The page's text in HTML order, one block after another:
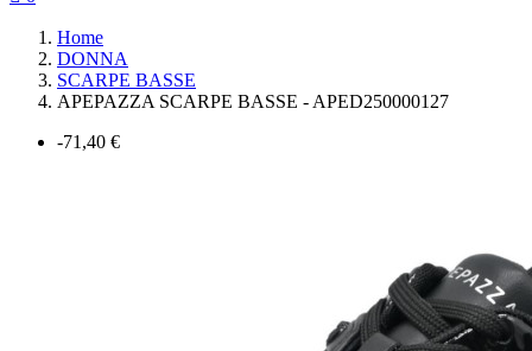
Home
DONNA
SCARPE BASSE
APEPAZZA SCARPE BASSE - APED250000127
-71,40 €